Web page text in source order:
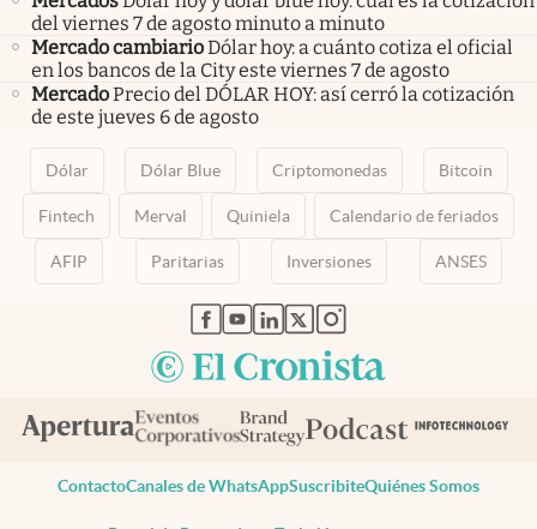
del viernes 7 de agosto minuto a minuto
Mercado cambiarioDólar hoy: a cuánto cotiza el oficial
en los bancos de la City este viernes 7 de agosto
MercadoPrecio del DÓLAR HOY: así cerró la cotización
de este jueves 6 de agosto
Dólar Dólar Blue Criptomonedas Bitcoin
Fintech Merval Quiniela Calendario de feriados
AFIP Paritarias Inversiones ANSES
abre en nueva pestaña
abre en nueva pestaña
abre en nueva pestaña
abre en nueva pestaña
abre en nueva pestaña
ContactoCanales de WhatsAppSuscribiteQuiénes Somos